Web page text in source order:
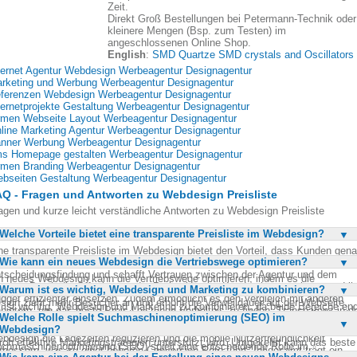
Zeit.
Direkt Groß Bestellungen bei Petermann-Technik oder
kleinere Mengen (Bsp. zum Testen) im
angeschlossenen Online Shop.
English: SMD Quartze SMD crystals and Oscillators
Agentur Webdesign Werbeagentur Designagentur
und Werbung Werbeagentur Designagentur
Webdesign Werbeagentur Designagentur
Gestaltung Werbeagentur Designagentur
Webseite Layout Werbeagentur Designagentur
Marketing Agentur Werbeagentur Designagentur
Werbung Werbeagentur Designagentur
Homepage gestalten Werbeagentur Designagentur
Branding Werbeagentur Designagentur
Gestaltung Werbeagentur Designagentur
- Fragen und Antworten zu Webdesign Preisliste
und kurze leicht verständliche Antworten zu Webdesign Preisliste
Welche Vorteile bietet eine transparente Preisliste im Webdesign?
transparente Preisliste im Webdesign bietet den Vorteil, dass Kunden
welche Kosten auf sie zukommen. Dies erleichtert die
und schafft Vertrauen zwischen der Agentur und dem
Durch die Offenlegung der Preise können Kunden besser planen und
effizienter einsetzen. Zudem ermöglicht es den Vergleich mit anderen
um das beste Preis-Leistungs-Verhältnis zu finden. Transparenz in
zeigt auch die Professionalität und Zuverlässigkeit der Agentur.
Wie kann ein neues Webdesign die Vertriebswege optimieren?
neues Webdesign kann die Vertriebswege optimieren, indem es die
verbessert und die Navigation erleichtert. Ein ansprechendes
zieht mehr Besucher an und erhöht die Verweildauer auf der Webseite.
klare Call-to-Actions und eine intuitive Struktur werden potenzielle
durch den Verkaufsprozess geführt. Zudem kann ein modernes
die Ladezeiten reduzieren und die mobile Nutzerfreundlichkeit
was zu einer höheren Conversion-Rate führt. Insgesamt trägt ein
Warum ist es wichtig, Webdesign und Marketing zu kombinieren?
ist wichtig, Webdesign und Marketing zu kombinieren, da beide Bereiche
verbunden sind und sich gegenseitig ergänzen. Ein ansprechendes
allein reicht nicht aus, um den Umsatz zu steigern, wenn es nicht
effektive Marketingstrategien unterstützt wird. Umgekehrt kann das beste
wenig bewirken, wenn die Webseite nicht ansprechend gestaltet ist.
Welche Rolle spielt Suchmaschinenoptimierung (SEO) im
Webdesign?
(SEO) spielt eine entscheidende Rolle im